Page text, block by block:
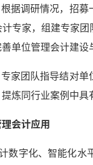
据调研情况，招
专家，组建专家
单位管理会计建设
家团队指导结对
炼同行业案例中具
理会计应用
数字化、智能化